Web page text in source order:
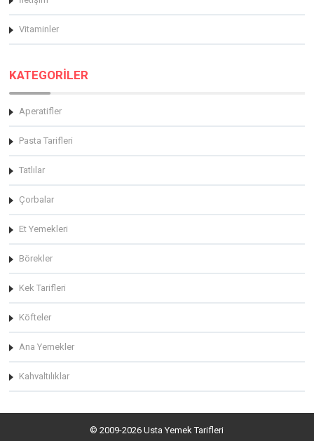
Vitaminler
KATEGORİLER
Aperatifler
Pasta Tarifleri
Tatlılar
Çorbalar
Et Yemekleri
Börekler
Kek Tarifleri
Köfteler
Ana Yemekler
Kahvaltılıklar
© 2009-2026 Usta Yemek Tarifleri